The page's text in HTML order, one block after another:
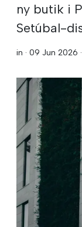
ny butik i
Setúbal-
in · 09 Jun 2026 ·